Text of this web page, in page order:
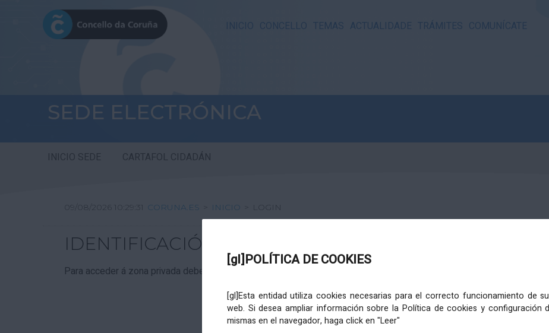
INICIO CONCELLO TEMAS ACTUALIDADE TRÁMITES COMUNÍCATE
SEDE ELECTRÓNICA
INICIO SEDE CARTAFOL CIDADÁN
[gl]POLÍTICA DE COOKIES
[gl]Esta entidad utiliza cookies necesarias para el correcto funcionamiento de
web. Si desea ampliar información sobre la Política de cookies y configuración
mismas en el navegador, haga click en "Leer"
09/08/2026 10:29:31 CORUNA.ES > INICIO > LOGIN
IDENTIFICACIÓN
Para acceder á zona privada debe identificarse mediante Cl@ve. Pulse no logotipo